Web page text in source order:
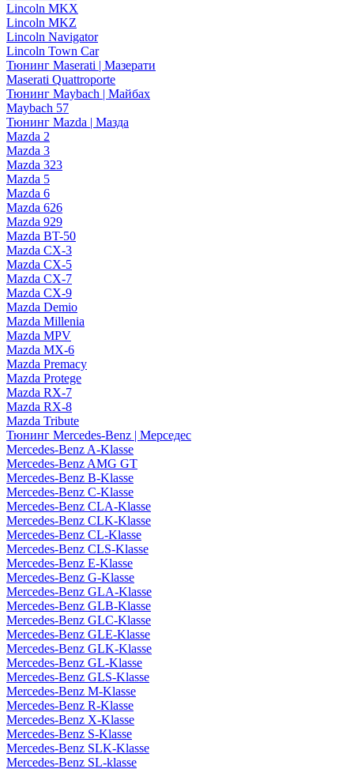
Lincoln MKX
Lincoln MKZ
Lincoln Navigator
Lincoln Town Car
Тюнинг Maserati | Мазерати
Maserati Quattroporte
Тюнинг Maybach | Майбах
Maybach 57
Тюнинг Mazda | Мазда
Mazda 2
Mazda 3
Mazda 323
Mazda 5
Mazda 6
Mazda 626
Mazda 929
Mazda BT-50
Mazda CX-3
Mazda CX-5
Mazda CX-7
Mazda CX-9
Mazda Demio
Mazda Millenia
Mazda MPV
Mazda MX-6
Mazda Premacy
Mazda Protege
Mazda RX-7
Mazda RX-8
Mazda Tribute
Тюнинг Mercedes-Benz | Мерседес
Mercedes-Benz A-Klasse
Mercedes-Benz AMG GT
Mercedes-Benz B-Klasse
Mercedes-Benz C-Klasse
Mercedes-Benz CLA-Klasse
Mercedes-Benz CLK-Klasse
Mercedes-Benz CL-Klasse
Mercedes-Benz CLS-Klasse
Mercedes-Benz E-Klasse
Mercedes-Benz G-Klasse
Mercedes-Benz GLA-Klasse
Mercedes-Benz GLB-Klasse
Mercedes-Benz GLC-Klasse
Mercedes-Benz GLE-Klasse
Mercedes-Benz GLK-Klasse
Mercedes-Benz GL-Klasse
Mercedes-Benz GLS-Klasse
Mercedes-Benz M-Klasse
Mercedes-Benz R-Klasse
Mercedes-Benz X-Klasse
Mercedes-Benz S-Klasse
Mercedes-Benz SLK-Klasse
Mercedes-Benz SL-klasse